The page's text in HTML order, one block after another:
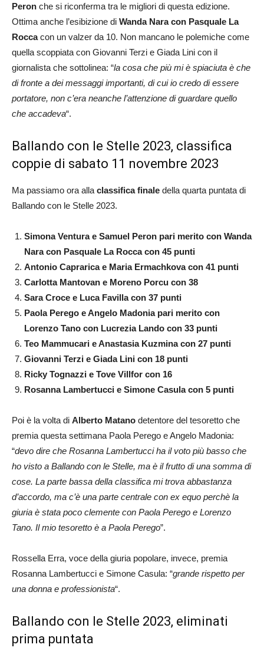
Peron che si riconferma tra le migliori di questa edizione.
Ottima anche l’esibizione di Wanda Nara con Pasquale La
Roccacon un valzer da 10. Non mancano le polemiche come
quella scoppiata con Giovanni Terzi e Giada Lini con il
giornalista che sottolinea: “la cosa che più mi è spiaciuta è che
di fronte a dei messaggi importanti, di cui io credo di essere
portatore, non c’era neanche l’attenzione di guardare quello
che accadeva“.
Ballando con le Stelle 2023, classifica
coppie di sabato 11 novembre 2023
Ma passiamo ora alla classifica finale della quarta puntata di
Ballando con le Stelle 2023.
Simona Ventura e Samuel Peron pari merito con Wanda
Nara con Pasquale La Rocca con 45 punti
Antonio Caprarica e Maria Ermachkova con 41 punti
Carlotta Mantovan e Moreno Porcu con 38
Sara Croce e Luca Favilla con 37 punti
Paola Perego e Angelo Madonia pari merito con
Lorenzo Tano con Lucrezia Lando con 33 punti
Teo Mammucari e Anastasia Kuzmina con 27 punti
Giovanni Terzi e Giada Lini con 18 punti
Ricky Tognazzi e Tove Villfor con 16
Rosanna Lambertucci e Simone Casulacon 5 punti
Poi è la volta di Alberto Matano detentore del tesoretto che
premia questa settimana Paola Perego e Angelo Madonia:
“devo dire che Rosanna Lambertucci ha il voto più basso che
ho visto a Ballando con le Stelle, ma è il frutto di una somma di
cose. La parte bassa della classifica mi trova abbastanza
d’accordo, ma c’è una parte centrale con ex equo perchè la
giuria è stata poco clemente con Paola Perego e Lorenzo
Tano. Il mio tesoretto è a Paola Perego”.
Rossella Erra, voce della giuria popolare, invece, premia
Rosanna Lambertucci e Simone Casula: “grande rispetto per
una donna e professionista“.
Ballando con le Stelle 2023, eliminati
prima puntata